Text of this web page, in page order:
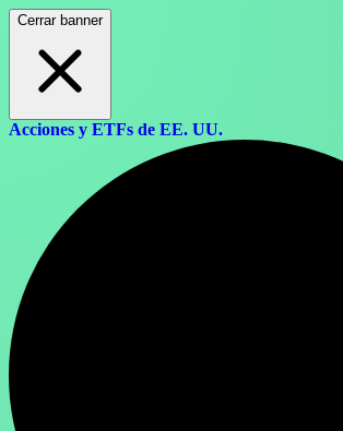
Cerrar banner
Acciones y ETFs de EE. UU.